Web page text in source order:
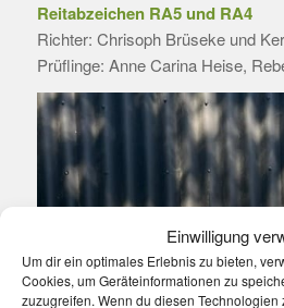
Einwilligung
Um dir ein optimales Erlebnis zu bieten,
Cookies, um Geräteinformationen zu
zuzugreifen. Wenn du diesen Technologien
Reitabzeichen RA5 und RA4
Richter: Chrisoph Brüseke und
Prüflinge: Anne Carina Heise,